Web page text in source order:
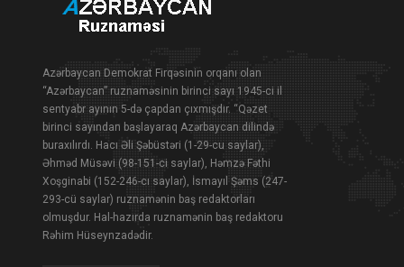
Azərbaycan Demokrat Firqəsinin orqanı olan
“Azərbaycan” ruznaməsinin birinci sayı 1945-ci il
sentyabr ayının 5-də çapdan çıxmışdır. “Qəzet
birinci sayından başlayaraq Azərbaycan dilində
buraxılırdı. Hacı Əli Şəbüstəri (1-29-cu saylar),
Əhməd Müsəvi (98-151-ci saylar), Həmzə Fəthi
Xoşginabi (152-246-cı saylar), İsmayıl Şəms (247-
293-cü saylar) ruznamənin baş redaktorları
olmuşdur. Hal-hazırda ruznamənin baş redaktoru
Rəhim Hüseynzadədir.